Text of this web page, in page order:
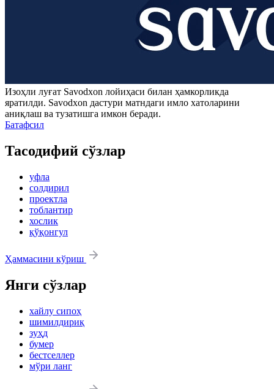
Изоҳли луғат Savodxon лойиҳаси билан ҳамкорликда
яратилди. Savodxon дастури матндаги имло хатоларини
аниқлаш ва тузатишга имкон беради.
Батафсил
Тасодифий сўзлар
уфла
солдирил
проектла
тоблантир
хослик
қўқонгул
Ҳаммасини кўриш
Янги сўзлар
хайлу сипоҳ
шимилдириқ
зуҳд
бумер
бестселлер
мўри ланг